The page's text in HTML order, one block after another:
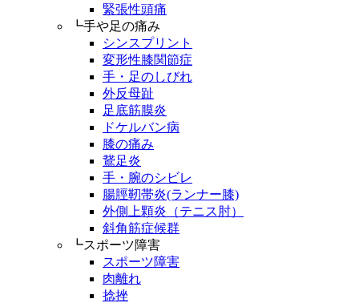
緊張性頭痛
┗手や足の痛み
シンスプリント
変形性膝関節症
手・足のしびれ
外反母趾
足底筋膜炎
ドケルバン病
膝の痛み
鵞足炎
手・腕のシビレ
腸脛靭帯炎(ランナー膝)
外側上顆炎（テニス肘）
斜角筋症候群
┗スポーツ障害
スポーツ障害
肉離れ
捻挫